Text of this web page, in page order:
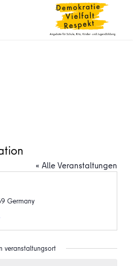
« Alle Veranstaltungen
Germany
veranstaltungsort